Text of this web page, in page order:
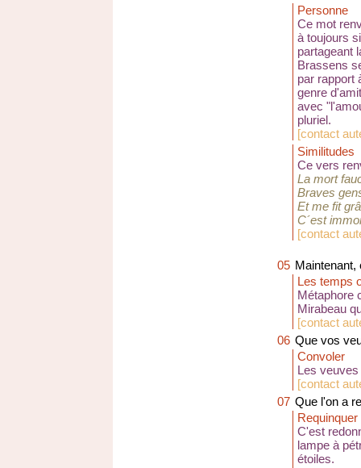
Personne
Ce mot
à toujours
partageant
Brassens
par rapport
genre
avec
pluriel.
[contact
Similitudes
Ce vers
La mort
Braves
Et me fit
C´est
[contact
05 Maintenant,
Les temps
Métaphore
Mirabeau
[contact
06 Que vos
Convoler
Les
[contact
07 Que l'on a
Requinquer
C'est
lampe à
étoiles.